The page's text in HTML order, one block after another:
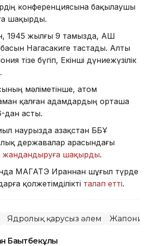
конференциясына бақылаушы
шақырды.
1945 жылғы 9 тамызда, АҚШ
Нагасакиге тастады. Алты
тізе бүгіп, Екінші дүниежүзілік
мәліметінше, атом
қалған адамдардың орташа
дан асты.
наурызда Қазақстан ББҰ
державалар арасындағы
жандандыруға шақырды.
МАГАТЭ Ираннан шұғыл түрде
қолжетімділікті талап етті.
Ядролық қарусыз әлем
Бақытбекұлы